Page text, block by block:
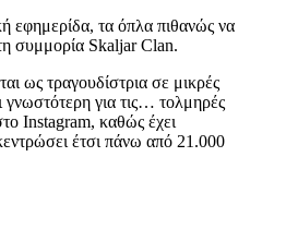
εφημερίδα, τα όπλα πιθανώς να
συμμορία Skaljar Clan.
ως τραγουδίστρια σε μικρές
γνωστότερη για τις… τολμηρές
Instagram, καθώς έχει
έτσι πάνω από 21.000